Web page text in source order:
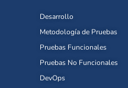
Desarrollo
Metodología de Pruebas
Pruebas Funcionales
Pruebas No Funcionales
DevOps